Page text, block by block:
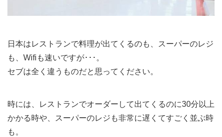
日本はレストランで料理が出てくるのも、スーパーのレジ
も、Wifiも速いですが･･･。
セブは全く違うものだと思ってください。
時には、レストランでオーダーして出てくるのに30分以上
かかる時や、スーパーのレジも非常に遅くてすごく並ぶ時
も。